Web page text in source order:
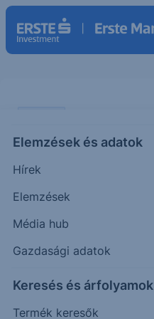
Elemzések és adatok
Hírek
Elemzések
Média hub
Gazdasági adatok
Keresés és árfolyamok
Termék keresők
Qualcomm
Kerekes
Tamás
Qualcomm - long